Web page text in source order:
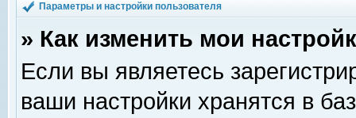
Параметры и настройки пользователя
» Как изменить мои
Если вы являетесь
ваши настройки хранятся в